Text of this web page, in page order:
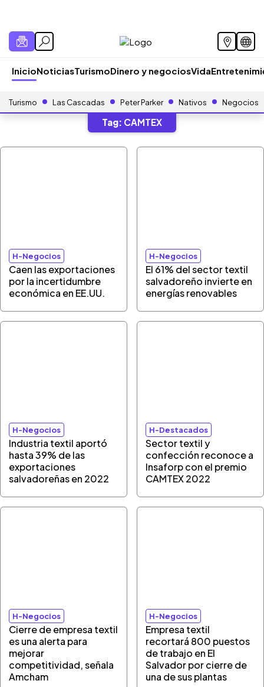
InicioNoticiasTurismoDinero y negociosVida
Turismo Las Cascadas Peter Parker Nativos Negocios
Tag: CAMTEX
H-Negocios
Caen las exportaciones
por la incertidumbre
económica en EE.UU.
H-Negocios
El 61% del sector textil
salvadoreño invierte en
energías renovables
H-Negocios
Industria textil aportó
hasta 39% de las
exportaciones
salvadoreñas en 2022
H-Destacados
Sector textil y
confección reconoce a
Insaforp con el premio
CAMTEX 2022
H-Negocios
Cierre de empresa textil
es una alerta para
mejorar
competitividad, señala
Amcham
H-Negocios
Empresa textil
recortará 800 puestos
de trabajo en El
Salvador por cierre de
una de sus plantas